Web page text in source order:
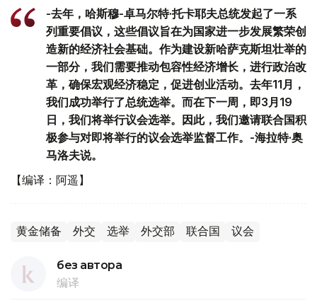
-去年，哈斯穆-卓马尔特·托卡耶夫总统发起了一系
列重要倡议，这些倡议旨在为国家进一步发展繁荣创
造新的经济社会基础。作为建设新哈萨克斯坦壮举的
一部分，我们需要推动包容性经济增长，进行政治改
革，确保宏观经济稳定，促进创业活动。去年11月，
我们成功举行了总统选举。而在下一周，即3月19
日，我们将举行议会选举。因此，我们邀请联合国积
极参与对即将举行的议会选举监督工作。-海拉特·奥
马洛夫说。
【编译：阿遥】
黄金储备 外交 选举 外交部 联合国 议会
без автора
编译